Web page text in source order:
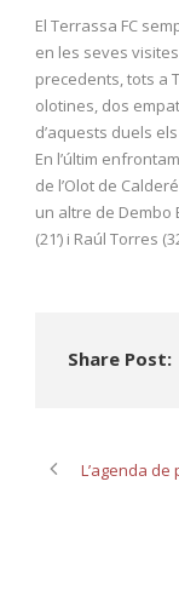
El Terrassa FC
en les seves
precedents, tots a
olotines, dos
d’aquests duels
En l’últim
de l’Olot de
un altre de Dembo
(21’) i Raúl Torres
Share Post:
L’agenda de